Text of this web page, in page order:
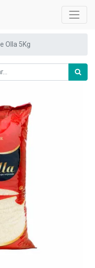
Olla 5Kg